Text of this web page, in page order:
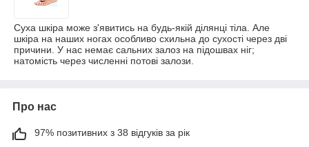
Суха шкіра може з'явитись на будь-якій ділянці тіла. Але
шкіра на наших ногах особливо схильна до сухості через дві
причини. У нас немає сальних залоз на підошвах ніг;
натомість через численні потові залози.
Про нас
97% позитивних з 38 відгуків за рік